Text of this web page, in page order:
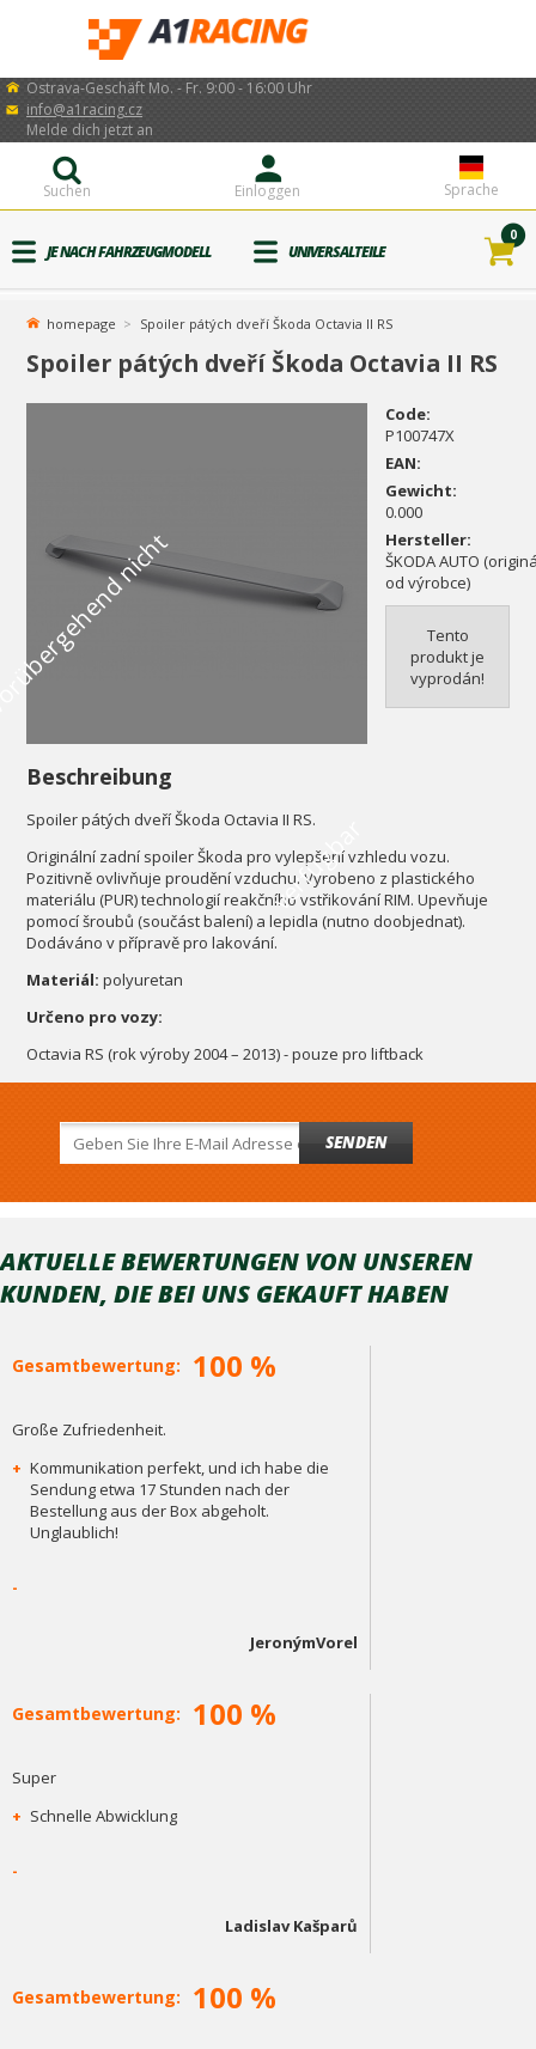
Ostrava-Geschäft Mo. - Fr. 9:00 - 16:00 Uhr
info@a1racing.cz
Sprache
Einloggen
Melde dich jetzt an
Suchen
JE NACH FAHRZEUGMODELL UNIVERSALTEILE
0
homepage Spoiler pátých dveří Škoda Octavia II RS
Spoiler pátých dveří Škoda Octavia II RS
r
Code:
P100747X
EAN:
Gewicht:
0.000
Hersteller:
ŠKODA AUTO
od výrobce)
Tento
produkt je
vyprodán!
Beschreibung
Spoiler pátých dveří Škoda Octavia II RS.
Originální zadní spoiler Škoda pro vylepšení vzhledu vozu.
Pozitivně ovlivňuje proudění vzduchu. Vyrobeno z plastického
materiálu (PUR) technologií reakčního vstřikování RIM. Upevňuje
pomocí šroubů (součást balení) a lepidla (nutno doobjednat).
Dodáváno v přípravě pro lakování.
Materiál: polyuretan
Určeno pro vozy:
Octavia RS (rok výroby 2004 – 2013) - pouze pro liftback
SENDEN
AKTUELLE BEWERTUNGEN VON UNSEREN
KUNDEN, DIE BEI ​​UNS GEKAUFT HABEN
Gesamtbewertung: 100 %
Große Zufriedenheit.
+ Kommunikation perfekt, und ich habe die
Sendung etwa 17 Stunden nach der
Bestellung aus der Box abgeholt.
Unglaublich!
-
JeronýmVorel
Gesamtbewertung: 100 %
Super
+ Schnelle Abwicklung
-
Ladislav Kašparů
Gesamtbewertung: 100 %